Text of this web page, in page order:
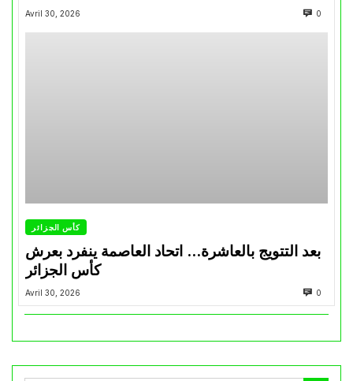
Avril 30, 2026 0
كأس الجزائر
بعد التتويج بالعاشرة… اتحاد العاصمة ينفرد بعرش
كأس الجزائر
Avril 30, 2026 0